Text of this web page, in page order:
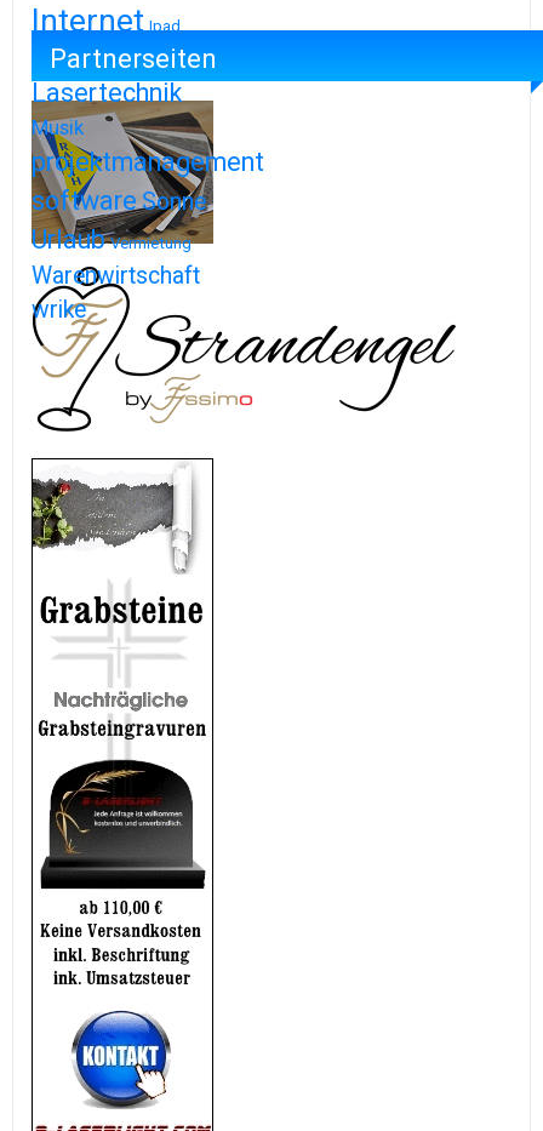
Internet Ipad
Iphone
Lasertechnik
Musik
projektmanagement
softwareSonne
Urlaub Vermietung
Warenwirtschaft
wrike
Partnerseiten